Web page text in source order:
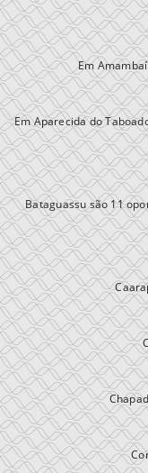
Em
Em Aparecida do
Bataguassu são 11